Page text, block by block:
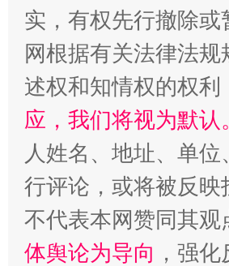
“蜀中异人”王建安的艺术幻境
实，有权先行撤除
网根据有关法律法
述权和知情权的权利
应，我们将视为默
人姓名、地址、单
行评论，或将被反
不代表本网赞同其
体舆论为导向 ，强